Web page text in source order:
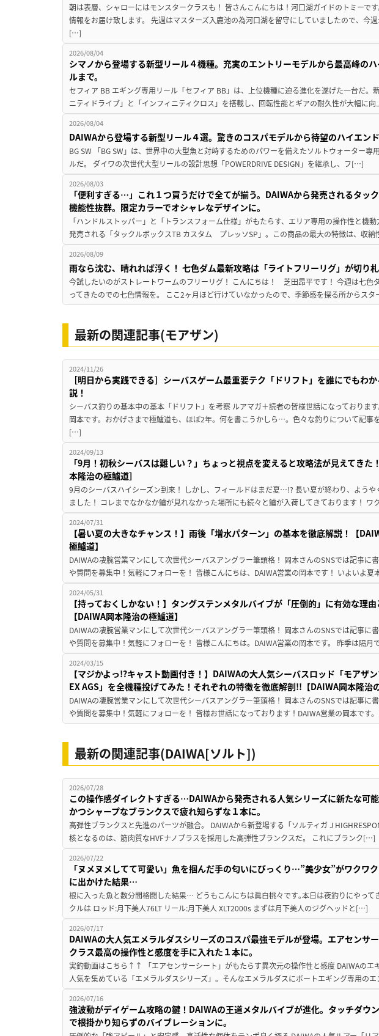
朝は表層、シャローにはモンスタークラスも！ 皆さんこんにちは！河口湖ガイドのトミーで
情報をお届け致します。 先週はマスターズ入鹿池の為河口湖を留守にしていましたので、今
[…]
2026/08/04
シマノから登場する新型リール４機種。充実のエントリーモデルから最高峰の
ルまで。
セフィア BB エギング専用リール「セフィア BB」は、上位機種に迫る進化を遂げた一台だ。
ニティドライブ」と「インフィニティクロス」を搭載し、回転性能とギアの耐久性が大幅に
2026/08/04
DAIWAから登場する新型リール４選。驚きのコスパモデルから待望のハイエン
BG SW 「BG SW」は、世界中の大型魚と対峙するためのパワーを備えたソルトウォーター専
ルだ。 ダイワの次世代大型リールの設計思想「POWERDRIVE DESIGN」を継承し、フ[…]
2026/08/03
「便利すぎる…」これ１つ買うだけで全てが揃う。DAIWAから発売されるタッ
機能性抜群。限定カラーでオシャレなデザインに。
「ハンドルストッパー」と「トランスフォーム仕様」がもたらす、エリア専用の操作性と機動
発売される「タックルボックスTB カスタム プレッソSP」。この商品の最大の特徴は、収
2026/08/09
雨なら沈む、晴れれば浮く！ 七色ダム最新攻略は「ライトフリーリグ」が切り札
今試したいのがストレートワームのフリーリグ！ こんにちは！ 芝田昂平です！ 今週は七色
ってきたのでの七色情報を。 ここ2ヶ月ほど行けていなかったので、季節感を探る所からス
最新の関連記事(モアザン)
2024/11/26
［明日から実践できる］シーバスゲーム最重要テク「ドリフト」を誰にでもわ
説！
シーバス釣りの基本中の基本「ドリフト」を考察 ルアマガ＋読者の皆様世話になっておりま
岡本です。おかげさまで極鱸道も、ほぼ2年。何を書こうかしら…。色々な釣りについて記事
[…]
2024/09/13
「9月！初秋シーバスは難しい？」ちょっと視点を変えると攻略法が見えてきた
本隆治の極鱸道］
9月のシーバスハイシーズン到来！ しかし、フィールドはまだ夏…!? 長い夏が終わり、ようや
ました！ コレまでなかなか鱸が見れなかった場所にも続々と鱸が入荷してきております！
2024/07/31
【暑い夏の大きなチャンス！】雨後「増水パターン」の基本を徹底解説！【
極鱸道】
DAIWAの凄腕営業マンにして次世代シーバスアングラー筆頭格！ 岡本さんのSNSでは記事に
や質問を募集中！気軽にフォローを！ 皆様こんにちは、DAIWA営業の岡本です！ いよいよ
2024/05/31
【持っておくしかない！】タングステンメタルバイブが「圧倒的」に有効な理
【DAIWA岡本隆治の極鱸道】
DAIWAの凄腕営業マンにして次世代シーバスアングラー筆頭格！ 岡本さんのSNSでは記事に
や質問を募集中！気軽にフォローを！ 皆様こんにちは。DAIWA営業の岡本です。 昨季は隔月
2024/03/15
【マジかよっ!?キャスト動画付き！】DAIWAの大人気シーバスロッド「モアザ
EX AGS」を全機種投げてみた！それぞれの特徴を徹底解剖!!【DAIWA岡本隆治
DAIWAの凄腕営業マンにして次世代シーバスアングラー筆頭格！ 岡本さんのSNSでは記事に
や質問を募集中！気軽にフォローを！ 皆様お世話になっております！DAIWA営業の岡本です
最新の関連記事(DAIWA[ソルト])
2026/07/28
この操作感ダイレクトすぎる…DAIWAから発売される人気シリーズに新たな可
かつシャープなブランクスで疲れ知らずな１本に。
高弾性ブランクスと先進のパーツが融合。 DAIWAから新登場する「ソルティガ J
核となるのは、筋肉質なHVFナノプラスを採用した高弾性ブランクスだ。 これにブランク[…]
2026/07/22
「ヌメヌメしてて可愛い」魚を掴んだ手の匂いにびっくり…”美少女”がワクワ
に出かけた結果…
根に入った魚と数分間格闘した結果… どうもこんにちは眞白桃々です｡本日は夜釣りにやって
クルは ロッド:月下美人76LT リール:月下美人 XLT2000s まずは月下美人のジグヘッドと[…]
2026/07/17
DAIWAの大人気エメラルダスシリーズのコスパ最強モデルが登場。エアセンサ
クラス最高の操作性と感度を手に入れた１本に。
実釣動画はこちら↑↑ 「エアセンサーシート」がもたらす異次元の操作性と感度 DAIWAのエ
人気を集めている「エメラルダスシリーズ」。そんなエメラルダスにボートエギング専用の
2026/07/16
強波動がデイゲーム攻略の鍵！DAIWAの王道メタルバイブが進化。タッチダウ
で根掛かり知らずのバイブレーションに。